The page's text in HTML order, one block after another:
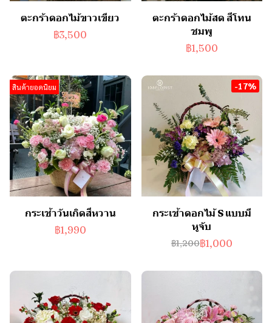
ตะกร้าดอกไม้ขาวเขียว
฿3,500
ตะกร้าดอกไม้สด สีโทน
ชมพู
฿1,500
สินค้ายอดนิยม
กระเช้าวันเกิดสีหวาน
฿1,990
-17%
กระเช้าดอกไม้ S แบบมี
หูจับ
฿1,200฿1,000